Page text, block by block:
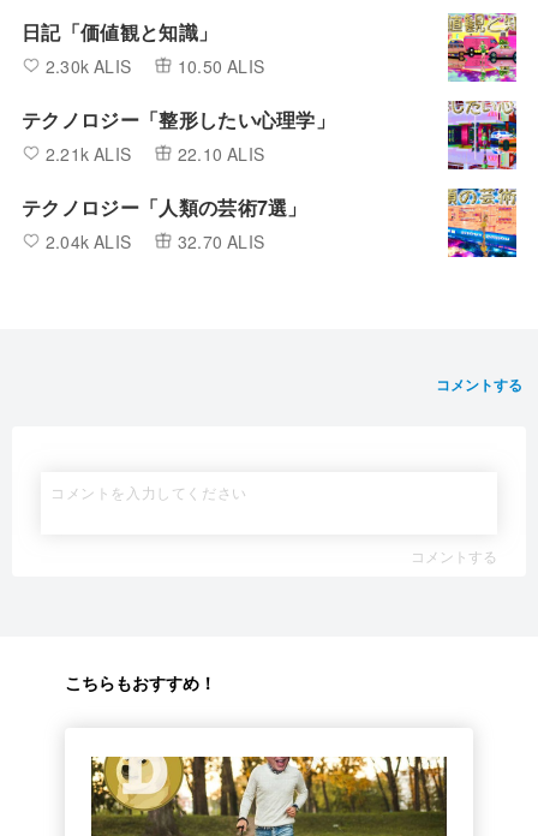
日記「価値観と知識」
2.30k ALIS 10.50 ALIS
テクノロジー「整形したい心理学」
2.21k ALIS 22.10 ALIS
テクノロジー「人類の芸術7選」
2.04k ALIS 32.70 ALIS
コメントする
コメントする
こちらもおすすめ！